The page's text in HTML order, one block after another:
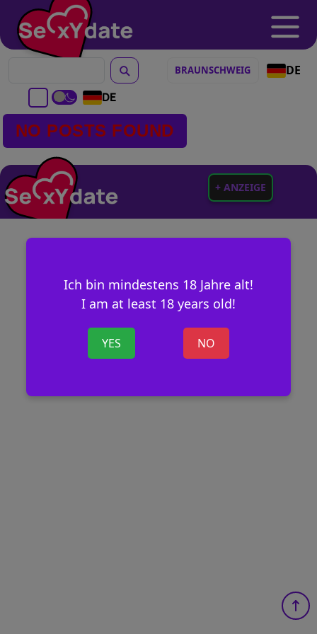
DE
DE
Ich bin mindestens 18 Jahre alt!
I am at least 18 years old!
YES NO
NO POSTS FOUND
+ ANZEIGE